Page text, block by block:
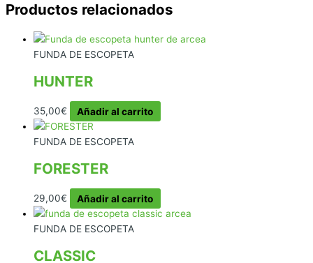
Productos relacionados
FUNDA DE ESCOPETA
HUNTER
35,00€ Añadir al carrito
FUNDA DE ESCOPETA
FORESTER
29,00€ Añadir al carrito
FUNDA DE ESCOPETA
CLASSIC